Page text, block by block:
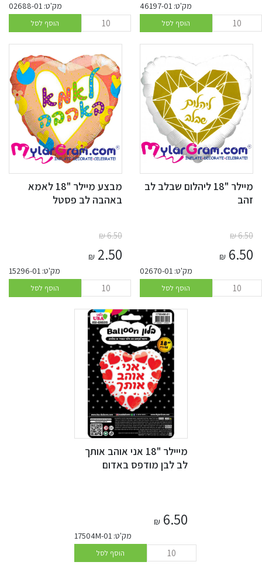
מק'ט: 46197-01
הוסף לסל
מק'ט: 02688-01
הוסף לסל
מיילר "18 ליהלום שבלב לב
זהב
6.50
₪
6.50
₪
מק'ט: 02670-01
הוסף לסל
מבצע מיילר "18 לאמא
באהבה לב פסטל
6.50
₪
2.50
₪
מק'ט: 15296-01
הוסף לסל
מייילר "18 אני אוהב אותך
לב לבן מודפס באדום
6.50
₪
מק'ט: 17504M-01
הוסף לסל